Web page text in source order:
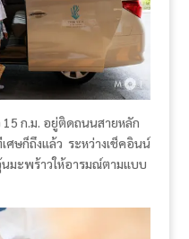
15 ก.ม. อยู่ติดถนนสายหลัก
เศษก็ถึงแล้ว ระหว่างเช็คอินน์
นมะพร้าวให้อารมณ์ตามแบบ